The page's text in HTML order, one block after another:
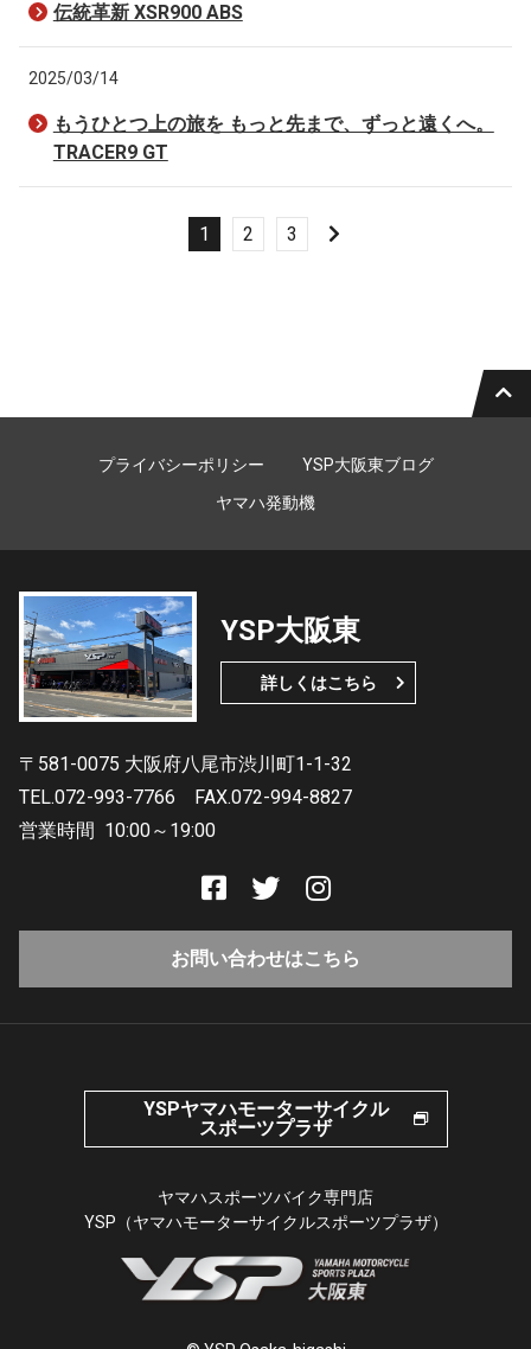
伝統革新 XSR900 ABS
2025/03/14
もうひとつ上の旅を もっと先まで、ずっと遠くへ。
TRACER9 GT
1 2 3
プライバシーポリシー
YSP大阪東ブログ
ヤマハ発動機
YSP大阪東
詳しくはこちら
〒581-0075 大阪府八尾市渋川町1-1-32
TEL.072-993-7766
FAX.072-994-8827
営業時間 10:00～19:00
お問い合わせはこちら
YSPヤマハモーターサイクル
スポーツプラザ
ヤマハスポーツバイク専門店
YSP（ヤマハモーターサイクルスポーツプラザ）